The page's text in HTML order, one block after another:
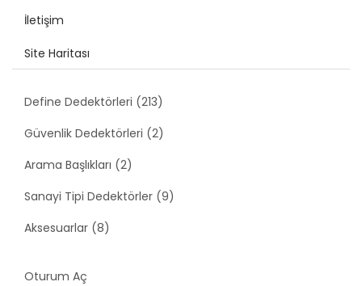
İletişim
Site Haritası
Define Dedektörleri (213)
Güvenlik Dedektörleri (2)
Arama Başlıkları (2)
Sanayi Tipi Dedektörler (9)
Aksesuarlar (8)
Oturum Aç